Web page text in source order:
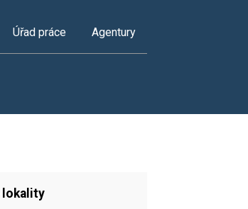
Úřad práce Agentury
lokality